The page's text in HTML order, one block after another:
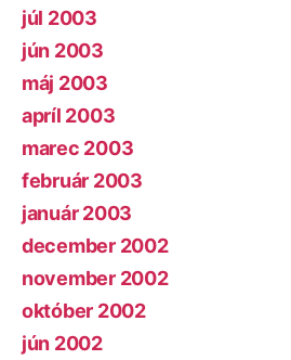
júl 2003
jún 2003
máj 2003
apríl 2003
marec 2003
február 2003
január 2003
december 2002
november 2002
október 2002
jún 2002